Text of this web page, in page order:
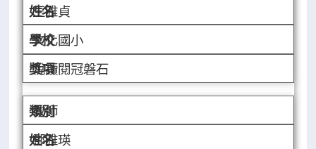
王雅貞
文化國小
悅讀閱冠磐石
教師
鄧雅瑛